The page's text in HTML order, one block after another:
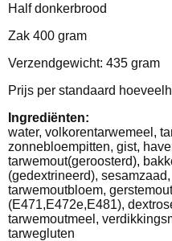
Half donkerbrood
Zak 400 gram
Verzendgewicht: 435 gram
Prijs per standaard
Ingrediënten:
water, volkorentarwemeel,
zonnebloempitten, gist,
tarwemout(geroosterd),
(gedextrineerd),
tarwemoutbloem,
(E471,E472e,E481),
tarwemoutmeel,
tarwegluten